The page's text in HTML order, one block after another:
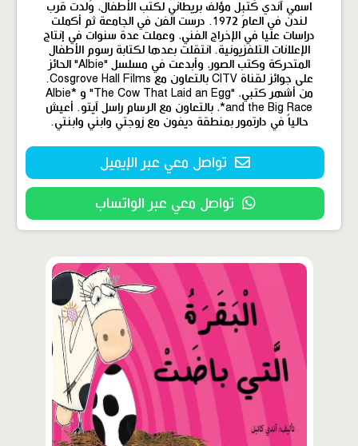
اسمي آندي كَتبِل مؤلف بريطاني لكتب الأطفال، وُلدت قرب
لندن في العام 1972. درست الفن في الجامعة ثم أكملت
دراسات عليا في الإخراج الفني، وعملت عدة سنوات في إنتاج
الإعلانات التلفزيونية. انتقلت بعدها لكتابة رسوم الأطفال
المتحركة وكتب الصور، وأبدعت في مسلسل "Albie" الحائز
على جوائز لقناة CITV بالتعاون مع Cosgrove Hall Films.
من أشهر كتبي، "The Cow That Laid an Egg" و *Albie
and the Big Race*، بالتعاون مع الرسام راسل آيتو. أعيش
حالياً في دارتمور بمنطقة ديفون مع زوجتي وابني وابنتي.
تواصل معي عبر الإيميل
تواصل معي عبر الواتساب
محتوى
مميّز